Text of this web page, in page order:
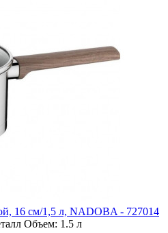
16 см/1,5 л, NADOBA - 727014
Объем: 1.5 л